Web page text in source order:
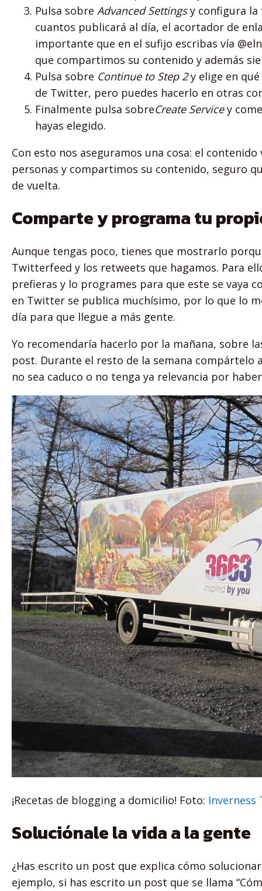
Pulsa sobre Advanced Settingsy configura la
cuantos publicará al día, el acortador de
importante que en el sufijo escribas vía
que compartimos su contenido y además
Pulsa sobre Continue to Step 2y elige en
de Twitter, pero puedes hacerlo en otras
Finalmente pulsa sobreCreate Servicey
hayas elegido.
Con esto nos aseguramos una cosa: el
personas y compartimos su contenido, seguro
de vuelta.
Comparte y programa tu
Aunque tengas poco, tienes que mostrarlo
Twitterfeed y los retweets que hagamos. Para
prefieras y lo programes para que este se vaya
en Twitter se publica muchísimo, por lo que lo
día para que llegue a más gente.
Yo recomendaría hacerlo por la mañana, sobre
post. Durante el resto de la semana compártelo
no sea caduco o no tenga ya relevancia por
¡Recetas de blogging a domicilio! Foto: Inverness
Soluciónale la vida a la gente
¿Has escrito un post que explica cómo
ejemplo, si has escrito un post que se llama